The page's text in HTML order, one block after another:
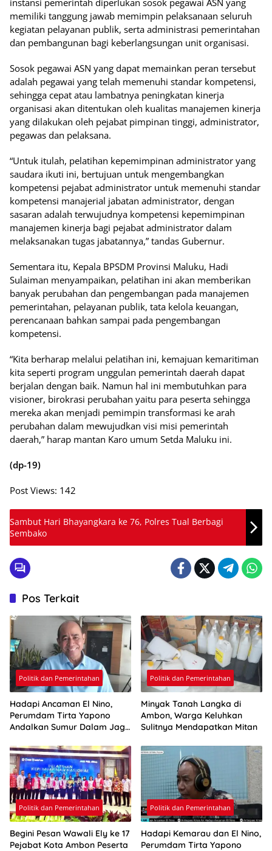
instansi pemerintah diperlukan sosok pegawai ASN yang
memiliki tanggung jawab memimpin pelaksanaan seluruh
kegiatan pelayanan publik, serta administrasi pemerintahan
dan pembangunan bagi keberlangsungan unit organisasi.
Sosok pegawai ASN yang dapat memainkan peran tersebut
adalah pegawai yang telah memenuhi standar kompetensi,
sehingga cepat atau lambatnya peningkatan kinerja
organisasi akan ditentukan oleh kualitas manajemen kinerja
yang dilakukan oleh pejabat pimpinan tinggi, administrator,
pegawas dan pelaksana.
“Untuk itulah, pelatihan kepemimpinan administrator yang
saudara ikuti ini, bertujuan untuk mengembangkan
kompetensi pejabat administrator untuk memenuhi standar
kompetensi manajerial jabatan administrator, dengan
sasaran adalah terwujudnya kompetensi kepemimpinan
manajemen kinerja bagi pejabat administrator dalam
melaksanakan tugas jabatannya,” tandas Gubernur.
Sementara itu, Kepala BPSDM Provinsi Maluku, Hadi
Sulaiman menyampaikan, pelatihan ini akan memberikan
banyak perubahan dan pengembangan pada manajemen
pemerintahan, pelayanan publik, tata kelola keuangan,
perencanaan bahkan sampai pada pengembangan
kompetensi.
“Kita berharap melalui pelatihan ini, kemajuan kemaritiman
kita seperti program unggulan pemerintah daerah dapat
berjalan dengan baik. Namun hal ini membutuhkan para
visioner, birokrasi perubahan yaitu para peserta sehingga
mereka akan menjadi pemimpin transformasi ke arah
perubahan dalam mewujudkan visi misi pemerintah
daerah,” harap mantan Karo umum Setda Maluku ini.
(dp-19)
Post Views: 142
Sambut Hari Bhayangkara ke 76, Polres Tual Berbagi
Sembako
Pos Terkait
Politik dan Pemerintahan
Hadapi Ancaman El Nino,
Perumdam Tirta Yapono
Andalkan Sumur Dalam Jaga
Politik dan Pemerintahan
Minyak Tanah Langka di
Ambon, Warga Keluhkan
Sulitnya Mendapatkan Mitan
Politik dan Pemerintahan
Begini Pesan Wawali Ely ke 17
Pejabat Kota Ambon Peserta
Politik dan Pemerintahan
Hadapi Kemarau dan El Nino,
Perumdam Tirta Yapono